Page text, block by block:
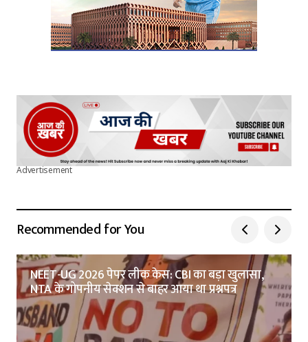
Advertisement
Recommended for You
NEET-UG 2026 पेपर लीक केस: CBI का बड़ा खुलासा,
NTA के गोपनीय सेक्शन से बाहर आया था प्रश्नपत्र